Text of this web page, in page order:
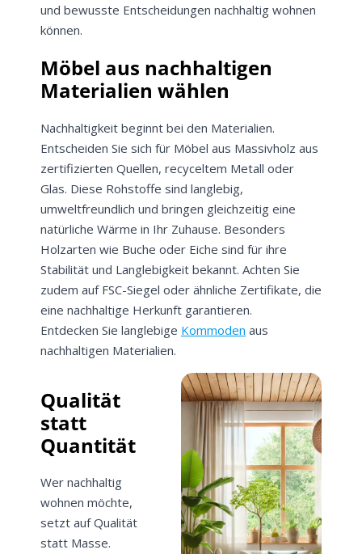
und bewusste Entscheidungen nachhaltig wohnen
können.
Möbel aus nachhaltigen
Materialien wählen
Nachhaltigkeit beginnt bei den Materialien.
Entscheiden Sie sich für Möbel aus Massivholz aus
zertifizierten Quellen, recyceltem Metall oder
Glas. Diese Rohstoffe sind langlebig,
umweltfreundlich und bringen gleichzeitig eine
natürliche Wärme in Ihr Zuhause. Besonders
Holzarten wie Buche oder Eiche sind für ihre
Stabilität und Langlebigkeit bekannt. Achten Sie
zudem auf FSC-Siegel oder ähnliche Zertifikate, die
eine nachhaltige Herkunft garantieren.
Entdecken Sie langlebige Kommoden aus
nachhaltigen Materialien.
Qualität
statt
Quantität
Wer nachhaltig
wohnen möchte,
setzt auf Qualität
statt Masse.